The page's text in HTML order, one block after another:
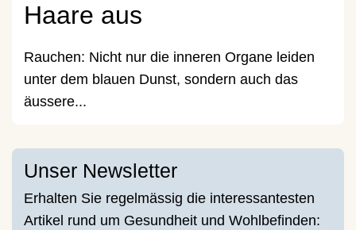
Haare aus
Rauchen: Nicht nur die inneren Organe leiden
unter dem blauen Dunst, sondern auch das
äussere...
Unser Newsletter
Erhalten Sie regelmässig die interessantesten
Artikel rund um Gesundheit und Wohlbefinden: